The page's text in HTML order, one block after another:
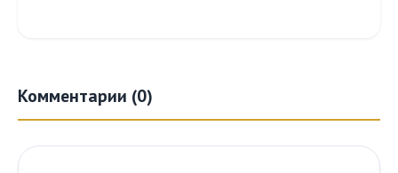
Комментарии (0)